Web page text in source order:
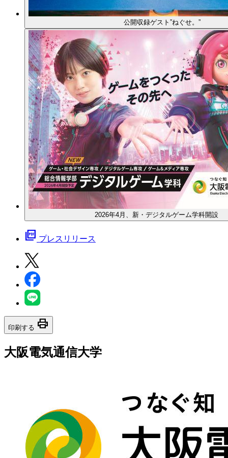
公開収録ゲスト”ねぐせ。”
2026年4月、新・デジタルゲーム学科開設
picture_as_pdf プレスリリース
印刷する print
大阪電気通信大学